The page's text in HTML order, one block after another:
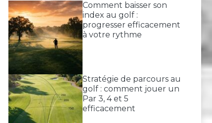
Comment baisser son
index au golf :
progresser efficacement
à votre rythme
Stratégie de parcours au
golf : comment jouer un
Par 3, 4 et 5
efficacement